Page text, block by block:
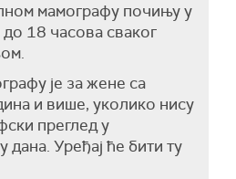
мамографу почињу у
18 часова сваког
је за жене са
и више, уколико нису
преглед у
дана. Уређај ће бити ту